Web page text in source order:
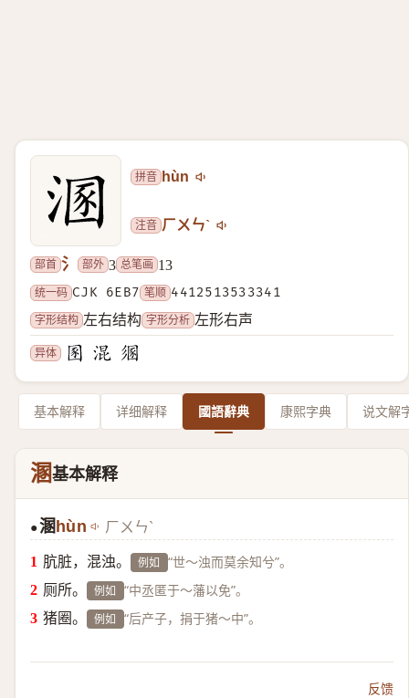
拼音 hùn
注音 ㄏㄨㄣˋ
部首 氵 部外 3 总笔画 13
统一码 CJK 6EB7 笔顺 4412513533341
字形结构 左右结构 字形分析 左形右声
异体
基本解释 详细解释 國語辭典 康熙字典 说文解
溷基本解释
●溷 hùn ㄏㄨㄣˋ
肮脏，混浊。 例如 “世～浊而莫余知兮”。
厕所。 例如 “中丞匿于～藩以免”。
猪圈。 例如 “后产子，捐于猪～中”。
反馈